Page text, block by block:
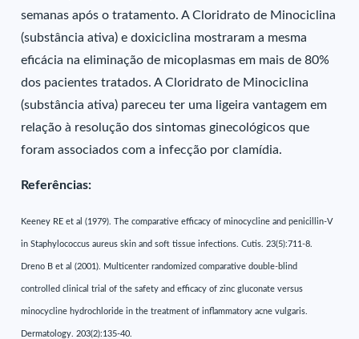
semanas após o tratamento. A Cloridrato de Minociclina
(substância ativa) e doxiciclina mostraram a mesma
eficácia na eliminação de micoplasmas em mais de 80%
dos pacientes tratados. A Cloridrato de Minociclina
(substância ativa) pareceu ter uma ligeira vantagem em
relação à resolução dos sintomas ginecológicos que
foram associados com a infecção por clamídia.
Referências:
Keeney RE et al (1979). The comparative efficacy of minocycline and penicillin-V
in Staphylococcus aureus skin and soft tissue infections. Cutis. 23(5):711-8.
Dreno B et al (2001). Multicenter randomized comparative double-blind
controlled clinical trial of the safety and efficacy of zinc gluconate versus
minocycline hydrochloride in the treatment of inflammatory acne vulgaris.
Dermatology. 203(2):135-40.